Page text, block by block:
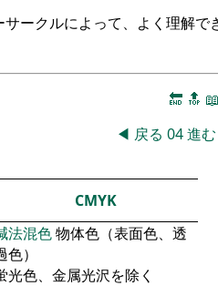
ークルによって、よく理解で
🔚 🔝 📖
◀ 戻る 04進む
CMYK
法混色物体色（表面色、透
色）
光色、金属光沢を除く